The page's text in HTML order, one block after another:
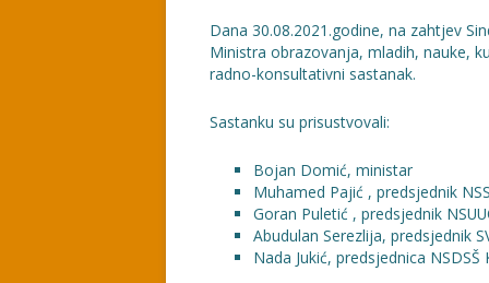
Dana 30.08.2021.godine, na zahtjev
Ministra obrazovanja, mladih, nauke,
radno-konsultativni sastanak.
Sastanku su prisustvovali:
Bojan Domić, ministar
Muhamed Pajić , predsjednik
Goran Puletić , predsjednik
Abudulan Serezlija, predsjednik
Nada Jukić, predsjednica NSDSŠ